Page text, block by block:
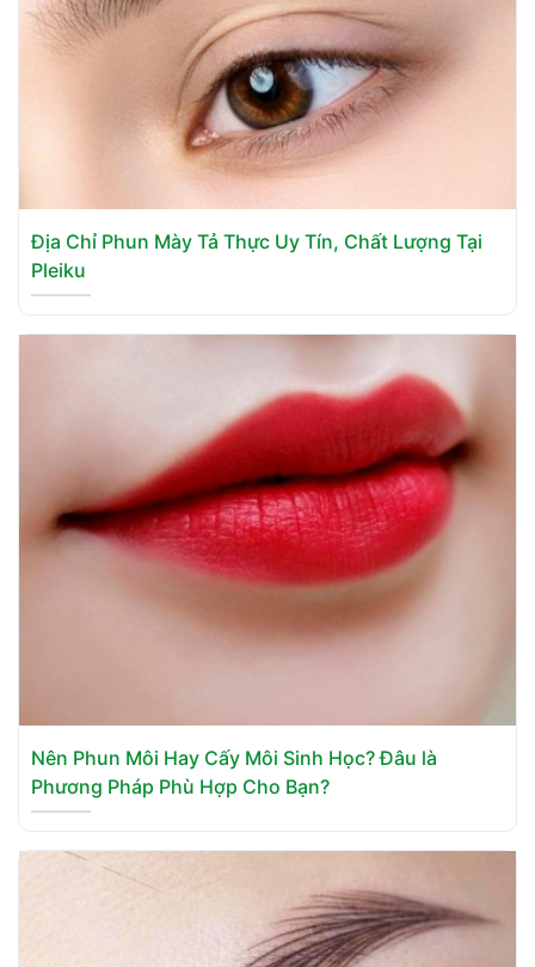
Địa Chỉ Phun Mày Tả Thực Uy Tín, Chất Lượng Tại
Pleiku
Nên Phun Môi Hay Cấy Môi Sinh Học? Đâu là
Phương Pháp Phù Hợp Cho Bạn?